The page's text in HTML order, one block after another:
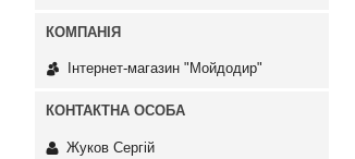
Інтернет-магазин "Мойдодир"
Жуков Сергій